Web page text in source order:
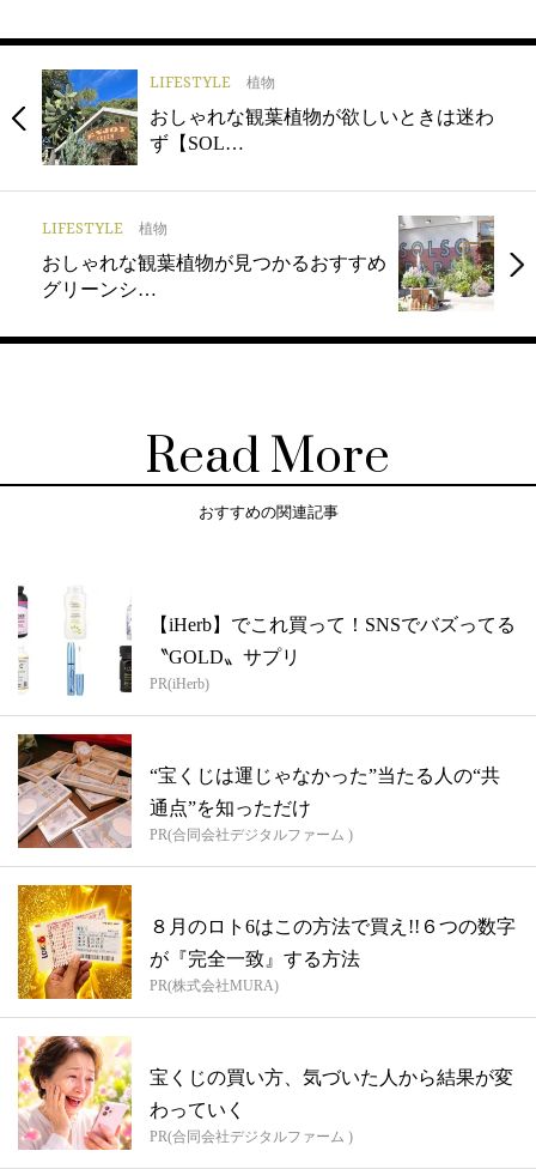
LIFESTYLE 植物
おしゃれな観葉植物が欲しいときは迷わ
ず【SOL…
LIFESTYLE 植物
おしゃれな観葉植物が見つかるおすすめ
グリーンシ…
Read More
おすすめの関連記事
【iHerb】でこれ買って！SNSでバズってる
〝GOLD〟サプリ
PR(iHerb)
“宝くじは運じゃなかった”当たる人の“共
通点”を知っただけ
PR(合同会社デジタルファーム )
８月のロト6はこの方法で買え!!６つの数字
が『完全一致』する方法
PR(株式会社MURA)
宝くじの買い方、気づいた人から結果が変
わっていく
PR(合同会社デジタルファーム )